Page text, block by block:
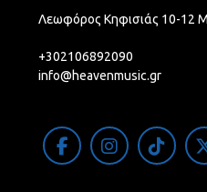
Λεωφόρος Κηφισιάς 10-12
+302106892090
info@heavenmusic.gr